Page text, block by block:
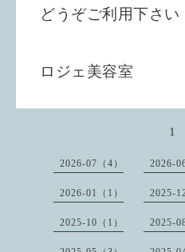
どうぞご利用下さい
ロジェ美容室
1
2026-07（4） 2026-
2026-01（1） 2025-
2025-10（1） 2025-